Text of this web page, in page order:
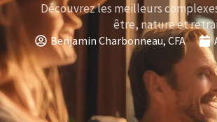
Découvrez les meilleurs
être, nature et
Benjamin Charbonneau, CFA